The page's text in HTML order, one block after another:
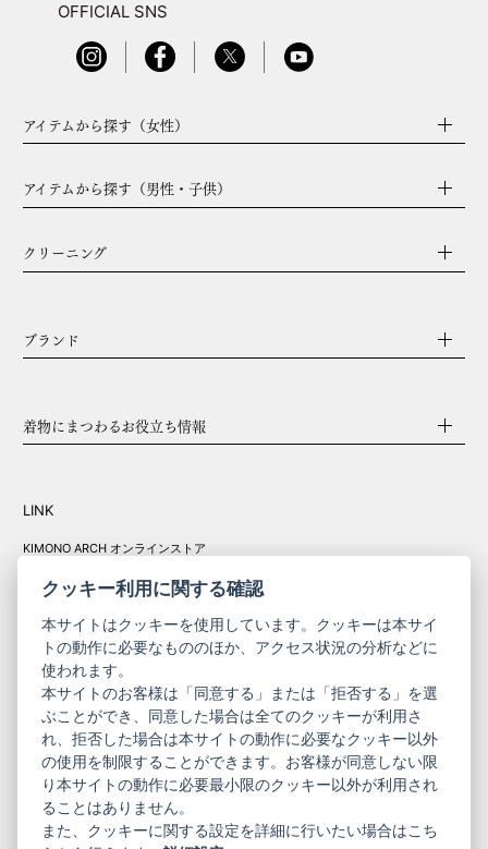
OFFICIAL SNS
アイテムから探す（女性）
アイテムから探す（男性・子供）
クリーニング
ブランド
着物にまつわるお役立ち情報
LINK
KIMONO ARCH オンラインストア
コーポレート
サイト
きものやまと振
袖
サイト
ニュースレター
ご利用案内
お問い合わせ
プライバシーポリシー
特定商取引法に基づく表記
ご利用規約
クッキー利用に関する確認
本サイトはクッキーを使用しています。クッキーは本サイ
トの動作に必要なもののほか、アクセス状況の分析などに
使われます。
本サイトのお客様は「同意する」または「拒否する」を選
ぶことができ、同意した場合は全てのクッキーが利用さ
れ、拒否した場合は本サイトの動作に必要なクッキー以外
の使用を制限することができます。お客様が同意しない限
り本サイトの動作に必要最小限のクッキー以外が利用され
ることはありません。
また、クッキーに関する設定を詳細に行いたい場合はこち